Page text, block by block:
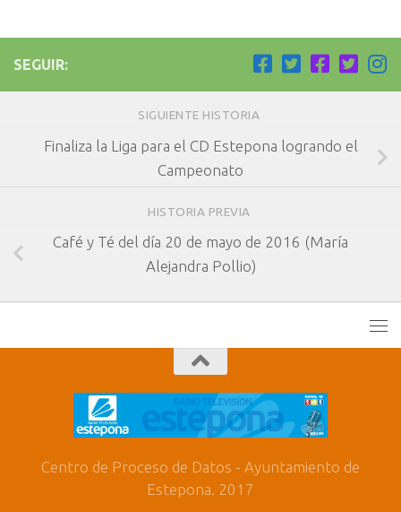
SEGUIR:
SIGUIENTE HISTORIA
Finaliza la Liga para el CD Estepona logrando el
Campeonato
HISTORIA PREVIA
Café y Té del día 20 de mayo de 2016 (María
Alejandra Pollio)
Centro de Proceso de Datos - Ayuntamiento de
Estepona. 2017